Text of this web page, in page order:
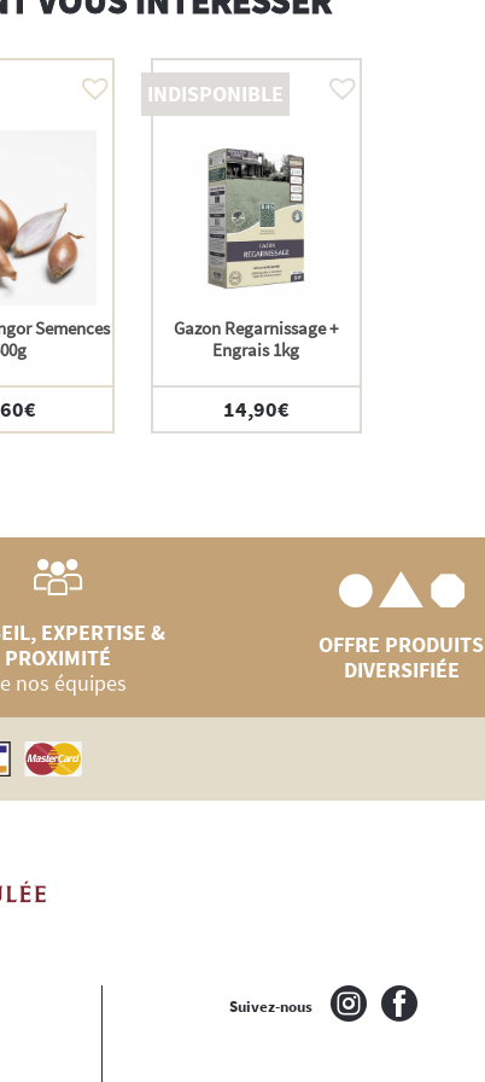
Semences
€
INDISPONIBLE
Gazon Regarnissage +
Engrais 1kg
14,90€
EXPERTISE &
PROXIMITÉ
nos équipes
OFFRE PRODUITS
DIVERSIFIÉE
Suivez-nous